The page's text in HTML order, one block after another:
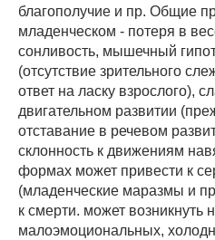
благополучие и пр. Общие
младенческом - потеря в
сонливость, мышечный
(отсутствие зрительного
ответ на ласку взрослого),
двигательном развитии
отставание в речевом
склонность к движениям
формах может привести к
(младенческие маразмы и
к смерти. может возникнуть
малоэмоциональных,